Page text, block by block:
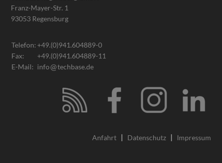
Franz-Mayer-Str. 1
93053 Regensburg
Telefon:
Fax:
E-Mail:
+49.(0)941.604889-0
+49.(0)941.604889-11
info
techbase.de
Anfahrt Datenschutz Impressum